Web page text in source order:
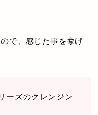
で、感じた事を挙げ
ーズのクレンジン